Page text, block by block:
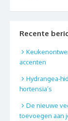
Recente
accenten
Hydrangea-
hortensia’s
De nieuwe
toevoegen aan